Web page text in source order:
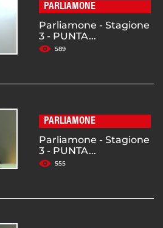
PARLIAMONE
Parliamone - Stagione
3 - PUNTA...
589
PARLIAMONE
Parliamone - Stagione
3 - PUNTA...
555